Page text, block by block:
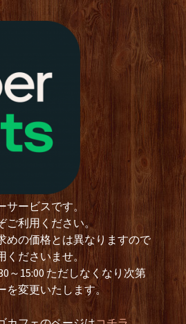
ービスです。
ご利用ください。
の価格とは異なりますので
くださいませ。
～15:00 ただしなくなり次第
変更いたします。